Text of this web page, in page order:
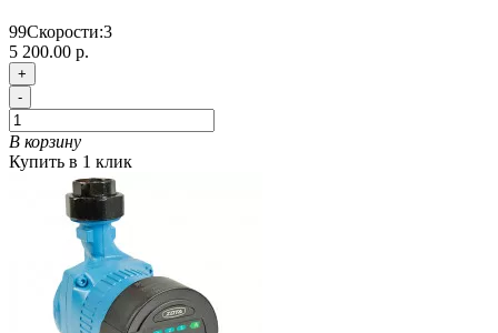
99Скорости:3
5 200.00 р.
+
-
В корзину
Купить в 1 клик